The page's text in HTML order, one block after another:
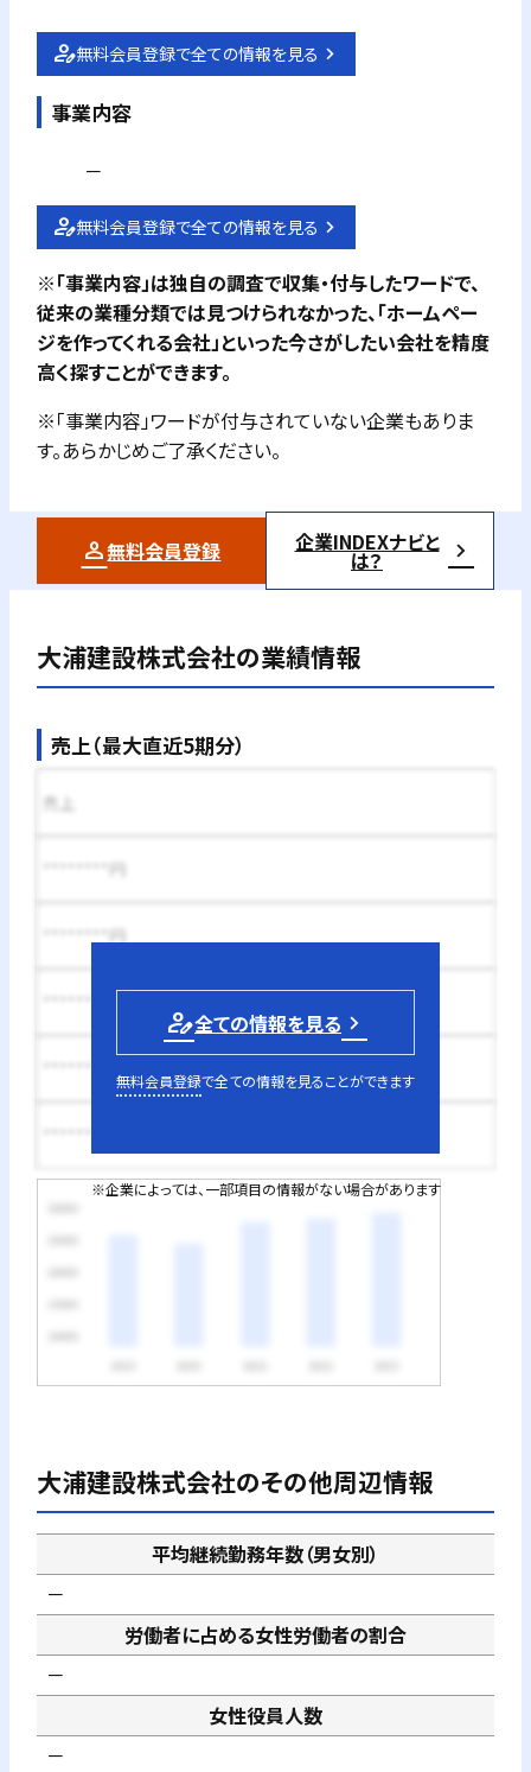
無料会員登録で全ての情報を見る
事業内容
－
無料会員登録で全ての情報を見る
※「事業内容」は独自の調査で収集・付与したワードで、
従来の業種分類では見つけられなかった、「ホームペー
ジを作ってくれる会社」といった今さがしたい会社を精度
高く探すことができます。
※「事業内容」ワードが付与されていない企業もありま
す。あらかじめご了承ください。
無料会員登録 企業INDEXナビと
は？
大浦建設株式会社の業績情報
売上（最大直近5期分）
売上
********円
********円
********円
person_edit全ての情報を見る
無料会員登録で全ての情報を見ることができます
※企業によっては、一部項目の情報がない場合があります
大浦建設株式会社のその他周辺情報
平均継続勤務年数（男女別）
－
労働者に占める女性労働者の割合
－
女性役員人数
－